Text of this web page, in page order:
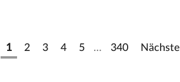
1 2 3 4 5 … 340 Nächste